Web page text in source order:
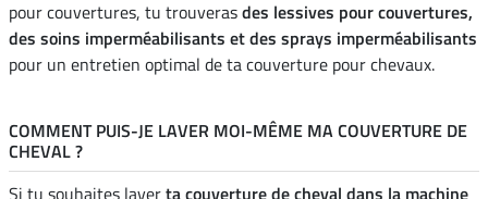
pour couvertures, tu trouverasdes lessives pour couvertures,
des soins imperméabilisants et des sprays imperméabilisants
pour un entretien optimal de ta couverture pour chevaux.
COMMENT PUIS-JE LAVER MOI-MÊME MA COUVERTURE DE
CHEVAL ?
Si tu souhaites laverta couverture de cheval dans la machine